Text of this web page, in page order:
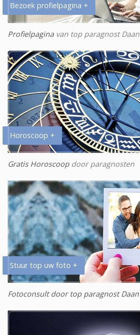
Bezoek profielpagina +
Profielpagina van top paragnost Daan
Horoscoop +
Gratis Horoscoopdoor paragnosten
Stuur top uw foto +
Fotoconsult door top paragnost Daan